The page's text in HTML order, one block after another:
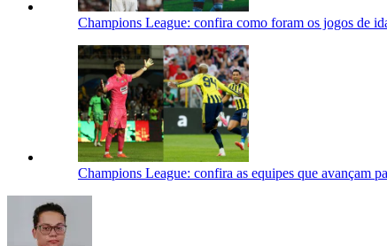
Champions League: confira como foram os jogos de
Champions League: confira as equipes que avançam